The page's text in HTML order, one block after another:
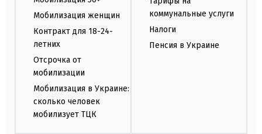
Мобилизация женщин
Контракт для 18-24-
летних
Отсрочка от
мобилизации
Мобилизация в Украине:
сколько человек
мобилизует ТЦК
коммунальные услуги
Налоги
Пенсия в Украине